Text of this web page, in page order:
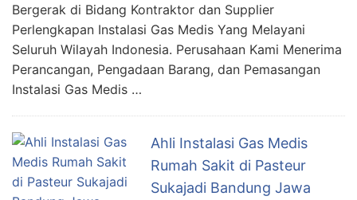
Bergerak di Bidang Kontraktor dan Supplier
Perlengkapan Instalasi Gas Medis Yang Melayani
Seluruh Wilayah Indonesia. Perusahaan Kami Menerima
Perancangan, Pengadaan Barang, dan Pemasangan
Instalasi Gas Medis …
Ahli Instalasi Gas Medis
Rumah Sakit di Pasteur
Sukajadi Bandung Jawa